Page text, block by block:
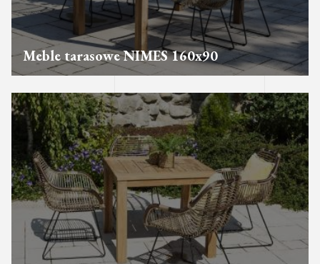
Meble tarasowe NIMES 160x90